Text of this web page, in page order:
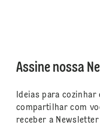
Assine nossa
Ideias para
compartilhar com
receber a